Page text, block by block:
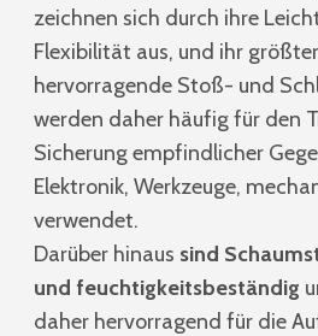
zeichnen sich durch ihre
Flexibilität aus, und ihr
hervorragende Stoß- und
werden daher häufig für den
Sicherung empfindlicher
Elektronik, Werkzeuge,
verwendet.
Darüber hinaus sind
und feuchtigkeitsbeständig
daher hervorragend für die